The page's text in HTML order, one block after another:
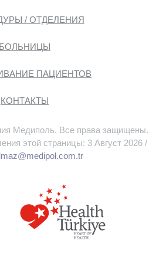
/ ОТДЕЛЕНИЯ
БОЛЬНИЦЫ
ПАЦИЕНТОВ
КОНТАКТЫ
Медиполь. Все права защищены.
этой страницы: 3 Август 2026 /